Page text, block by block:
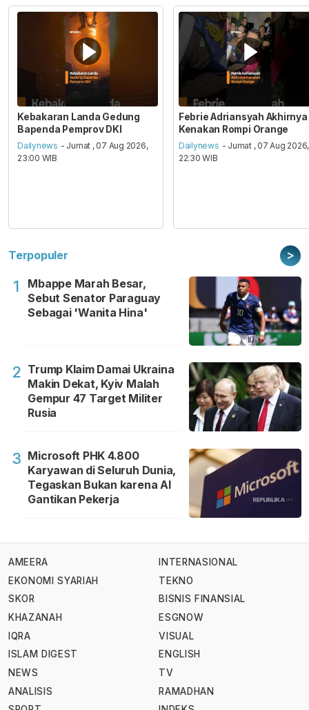
Kebakaran Landa Gedung
Bapenda Pemprov DKI
Dailynews - Jumat , 07 Aug 2026,
23:00 WIB
Febrie Adriansyah Akhirnya
Kenakan Rompi Orange
Dailynews - Jumat , 07 Aug 2026,
22:30 WIB
Terpopuler >
1
Mbappe Marah Besar,
Sebut Senator Paraguay
Sebagai 'Wanita Hina'
2 Trump Klaim Damai Ukraina
Makin Dekat, Kyiv Malah
Gempur 47 Target Militer
Rusia
3 Microsoft PHK 4.800
Karyawan di Seluruh Dunia,
Tegaskan Bukan karena AI
Gantikan Pekerja
AMEERA
EKONOMI SYARIAH
SKOR
KHAZANAH
IQRA
ISLAM DIGEST
NEWS
ANALISIS
INTERNASIONAL
TEKNO
BISNIS FINANSIAL
ESGNOW
VISUAL
ENGLISH
TV
RAMADHAN